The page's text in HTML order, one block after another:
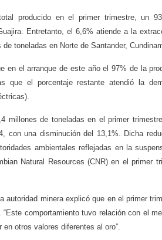
producido en el primer trimestre, un
Entretanto, el 6,6% atiende a la
toneladas en Norte de Santander,
en el arranque de este año el 97% de la
que el porcentaje restante atendió la
millones de toneladas en el primer
con una disminución del 13,1%. Dicha
ambientales reflejadas en la
Natural Resources (CNR) en el primer
autoridad minera explicó que en el primer
comportamiento tuvo relación con el
otros valores diferentes al oro”.